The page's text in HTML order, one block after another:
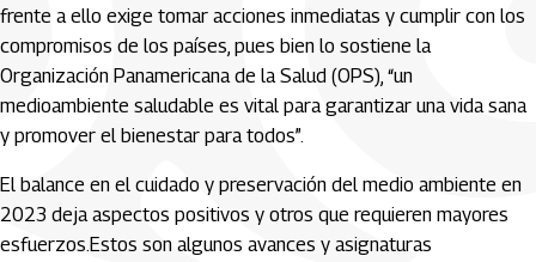
frente a ello exige tomar acciones inmediatas y cumplir con los
compromisos de los países, pues bien lo sostiene la
Organización Panamericana de la Salud (OPS), “un
medioambiente saludable es vital para garantizar una vida sana
y promover el bienestar para todos”.
El balance en el cuidado y preservación del medio ambiente en
2023 deja aspectos positivos y otros que requieren mayores
esfuerzos.Estos son algunos avances y asignaturas